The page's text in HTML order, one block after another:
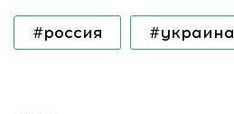
#россия #украина